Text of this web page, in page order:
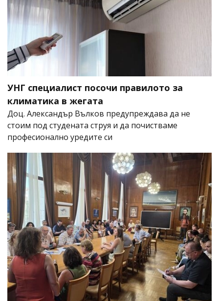
УНГ специалист посочи правилото за
климатика в жегата
Доц. Александър Вълков предупреждава да не
стоим под студената струя и да почистваме
професионално уредите си